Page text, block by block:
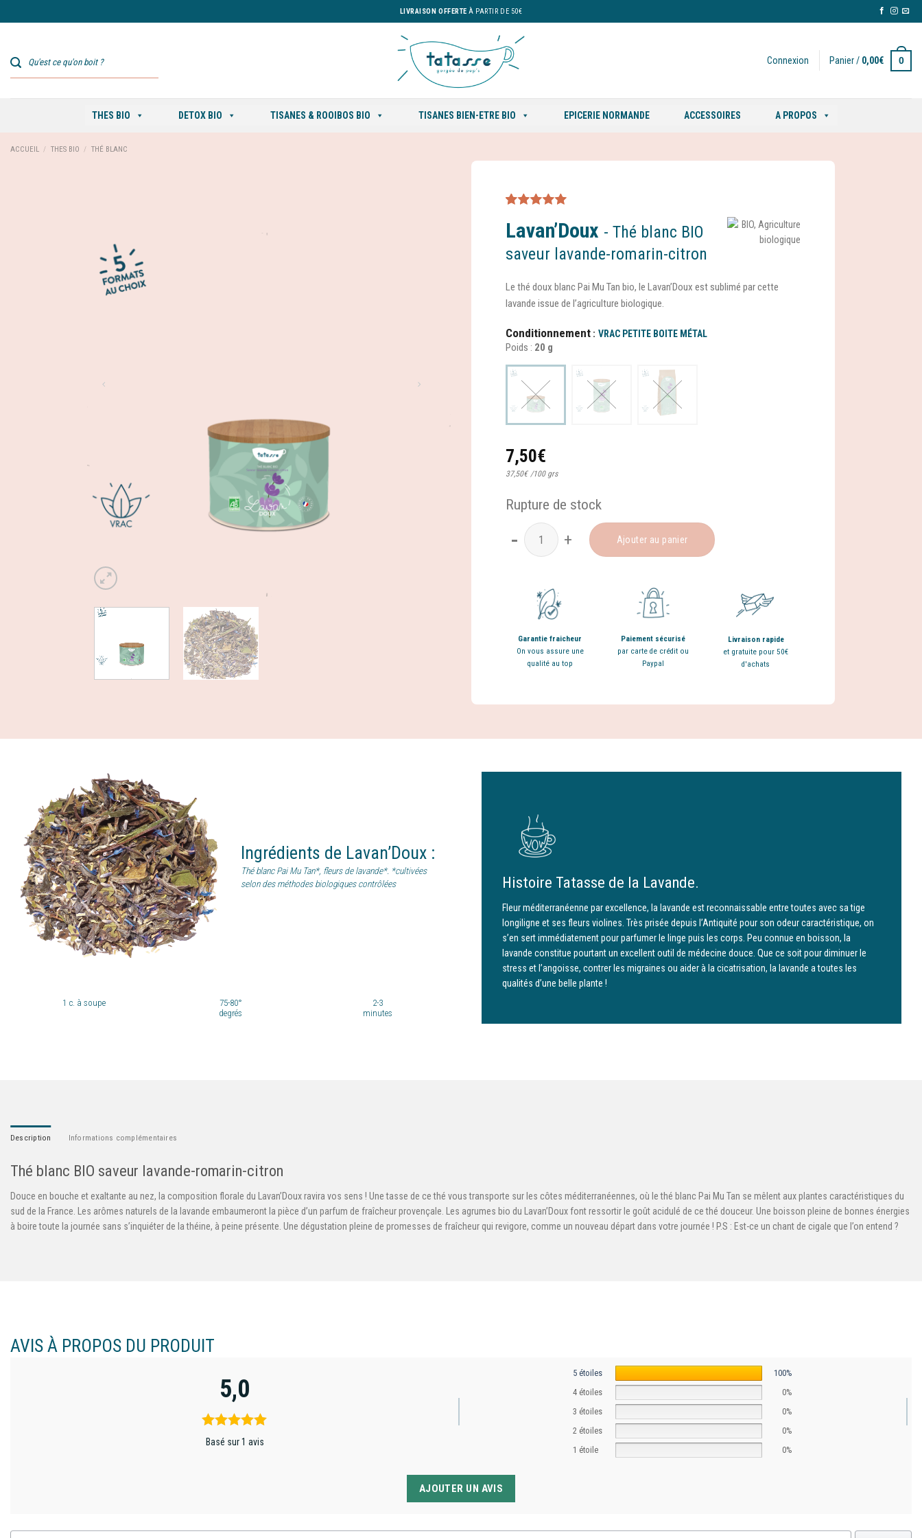
to
LIVRAISON OFFERTE À PARTIR DE 50€
Connexion Panier / 0,00€ 0
THES BIO DETOX BIO TISANES & ROOIBOS BIO TISANES BIEN-ETRE BIO EPICERIE NORMANDE ACCESSOIRES A PROPOS
ACCUEIL / THES BIO / THÉ BLANC
5 basé sur
notation client
Lavan’Doux - Thé blanc BIO
saveur lavande-romarin-citron
Le thé doux blanc Pai Mu Tan bio, le Lavan’Doux est sublimé par cette
lavande issue de l’agriculture biologique.
Conditionnement VRAC PETITE BOITE MÉTAL
Poids : 20 g
7,50€
37,50€ /100 grs
Rupture de stock
quantité de Lavan'Doux
Ajouter au panier
Garantie fraicheur
On vous assure une
qualité au top
Paiement sécurisé
par carte de crédit ou
Paypal
Livraison rapide
et gratuite pour 50€
d'achats
Ingrédients de Lavan’Doux :
Thé blanc Pai Mu Tan*, fleurs de lavande*. *cultivées
selon des méthodes biologiques contrôlées
1 c. à soupe
75-80°
degrés
2-3
minutes
Histoire Tatasse de la Lavande.
Fleur méditerranéenne par excellence, la lavande est reconnaissable entre toutes avec sa tige
longiligne et ses fleurs violines. Très prisée depuis l’Antiquité pour son odeur caractéristique, on
s’en sert immédiatement pour parfumer le linge puis les corps. Peu connue en boisson, la
lavande constitue pourtant un excellent outil de médecine douce. Que ce soit pour diminuer le
stress et l’angoisse, contrer les migraines ou aider à la cicatrisation, la lavande a toutes les
qualités d’une belle plante !
Description Informations complémentaires
Thé blanc BIO saveur lavande-romarin-citron
Douce en bouche et exaltante au nez, la composition florale du Lavan’Doux ravira vos sens ! Une tasse de ce thé vous transporte sur les côtes méditerranéennes, où le thé blanc Pai Mu Tan se mêlent aux plantes caractéristiques du
sud de la France. Les arômes naturels de la lavande embaumeront la pièce d’un parfum de fraîcheur provençale. Les agrumes bio du Lavan’Doux font ressortir le goût acidulé de ce thé douceur. Une boisson pleine de bonnes énergies
à boire toute la journée sans s’inquiéter de la théine, à peine présente. Une dégustation pleine de promesses de fraîcheur qui revigore, comme un nouveau départ dans votre journée ! P.S : Est-ce un chant de cigale que l’on entend ?
AVIS À PROPOS DU PRODUIT
5,0
Basé sur 1 avis
5 étoiles
100%
4 étoiles
0%
3 étoiles
0%
2 étoiles
0%
1 étoile
0%
AJOUTER UN AVIS